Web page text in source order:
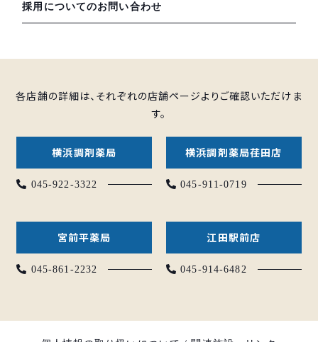
採用についてのお問い合わせ
各店舗の詳細は、それぞれの店舗ページよりご確認いただけま
す。
横浜調剤薬局
045-922-3322
横浜調剤薬局荏田店
045-911-0719
宮前平薬局
045-861-2232
江田駅前店
045-914-6482